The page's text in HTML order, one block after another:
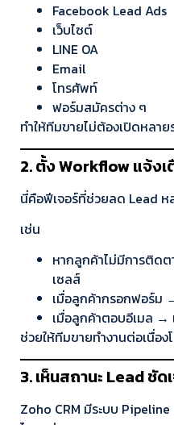
Facebook Lead Ads
เว็บไซต์
LINE OA
Email
โทรศัพท์
ฟอร์มสมัครต่าง ๆ
ทำให้ทีมขายไม่ต้องเปิดหลาย
2. ตั้ง Workflow แจ้ง
นี่คือฟีเจอร์ที่ช่วยลด Lead ห
เช่น
หากลูกค้าไม่มีการติด
เซลส์
เมื่อลูกค้ากรอกฟอร์ม
เมื่อลูกค้าตอบอีเมล →
ช่วยให้ทีมขายทำงานต่อเนื่อ
3. เห็นสถานะ Lead ชั
Zoho CRM มีระบบ